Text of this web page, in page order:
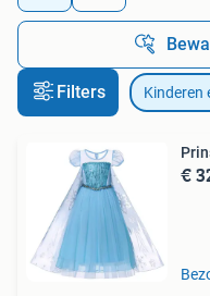
Filters Kinderen
€